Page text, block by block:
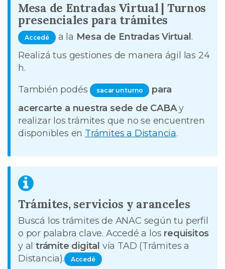
Mesa de Entradas Virtual | Turnos
presenciales para trámites
Accedé a la Mesa de Entradas Virtual .
Realizá tus gestiones de manera ágil las 24
h.
También podés
sacar un turno
para
acercarte a nuestra sede de CABAy
realizar los trámites que no se encuentren
disponibles en Trámites a Distancia.
Trámites, servicios y aranceles
Buscá los trámites de ANAC según tu perfil
o por palabra clave. Accedé a los requisitos
y al trámite digital vía TAD (Trámites a
Distancia).
Accedé